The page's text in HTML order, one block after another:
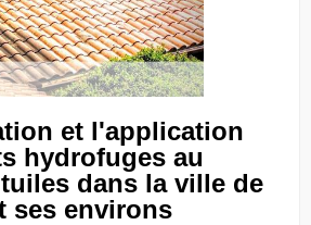
et l'application
hydrofuges au
dans la ville de
ses environs